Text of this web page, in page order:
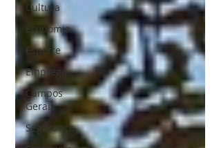
Cultura
Economia
Esporte
Emprego
Campos
Gerais
Segurança